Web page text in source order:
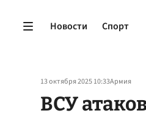
Новости Спорт
13 октября 2025 10:33Армия
ВСУ